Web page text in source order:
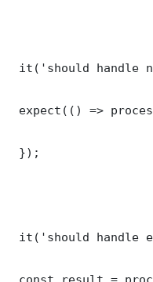
it('should handle
expect(() =>
});
it('should handle
const result =